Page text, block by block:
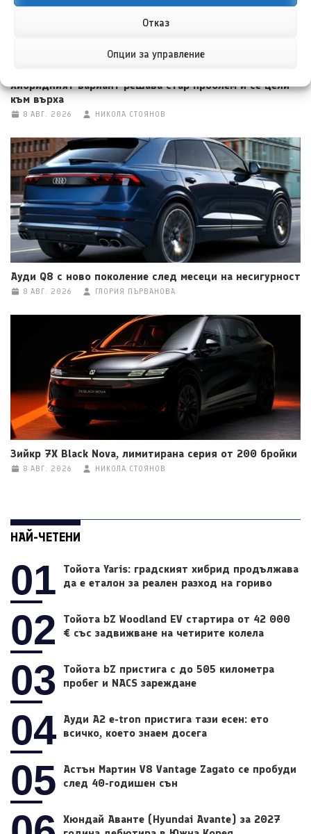
Отказ
Опции за управление
Хибридният вариант решава стар проблем и се цели
към върха
8 АВГ. 2026 НИКОЛА СТОЯНОВ
Ауди Q8 с ново поколение след месеци на несигурност
8 АВГ. 2026 ГЛОРИЯ ПЪРВАНОВА
Зийкр 7X Black Nova, лимитирана серия от 200 бройки
8 АВГ. 2026 НИКОЛА СТОЯНОВ
НАЙ-ЧЕТЕНИ
01
Тойота Yaris: градският хибрид продължава
да е еталон за реален разход на гориво
02
Тойота bZ Woodland EV стартира от 42 000
€ със задвижване на четирите колела
03
Тойота bZ пристига с до 505 километра
пробег и NACS зареждане
04 Ауди A2 e-tron пристига тази есен: ето
всичко, което знаем досега
05
Астън Мартин V8 Vantage Zagato се пробуди
след 40-годишен сън
Хюндай Аванте (Hyundai Avante) за 2027